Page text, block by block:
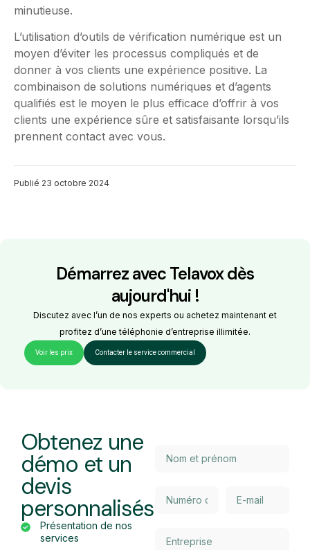
minutieuse.
L’utilisation d’outils de vérification numérique est un
moyen d’éviter les processus compliqués et de
donner à vos clients une expérience positive. La
combinaison de solutions numériques et d’agents
qualifiés est le moyen le plus efficace d’offrir à vos
clients une expérience sûre et satisfaisante lorsqu’ils
prennent contact avec vous.
Publié 23 octobre 2024
Démarrez avec Telavox dès
aujourd'hui !
Discutez avec l’un de nos experts ou achetez maintenant et
profitez d’une téléphonie d’entreprise illimitée.
Voir les prix Contacter le service commercial
Obtenez une
démo et un
devis
personnalisés
Présentation de nos
services